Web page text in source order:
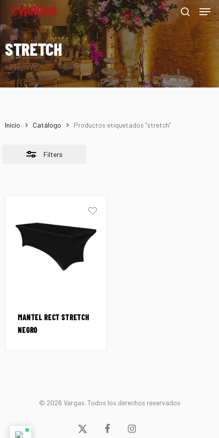
Skip
main
content
search
Menu
STRETCH
Inicio Catálogo Productos etiquetados “stretch”
Filters
Close
Filters
MANTEL RECT STRETCH
NEGRO
© 2026 Vargas. Todos los derechos reservados
x-
facebookinstagram
Menu